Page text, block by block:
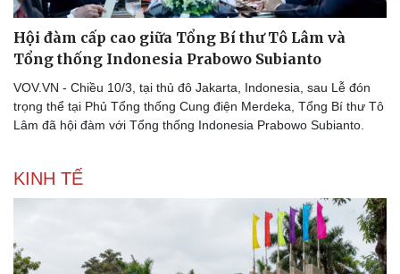
Hội đàm cấp cao giữa Tổng Bí thư Tô Lâm và
Tổng thống Indonesia Prabowo Subianto
VOV.VN - Chiều 10/3, tại thủ đô Jakarta, Indonesia, sau Lễ đón
trọng thể tại Phủ Tổng thống Cung điện Merdeka, Tổng Bí thư Tô
Lâm đã hội đàm với Tổng thống Indonesia Prabowo Subianto.
KINH TẾ